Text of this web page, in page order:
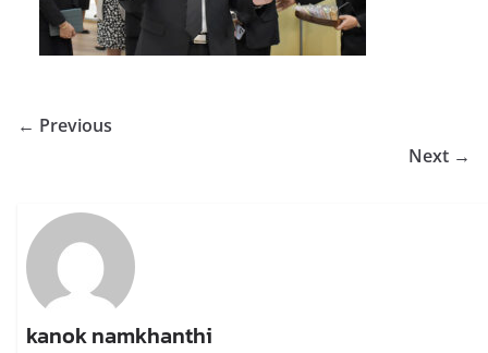
← Previous
Next →
kanok namkhanthi